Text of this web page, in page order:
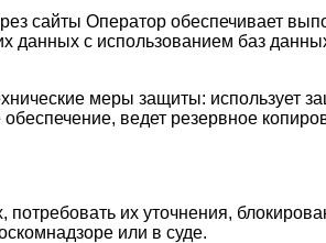
сайты Оператор обеспечивает
данных с использованием баз
меры защиты: использует
ведет резервное
их уточнения,
или в суде.